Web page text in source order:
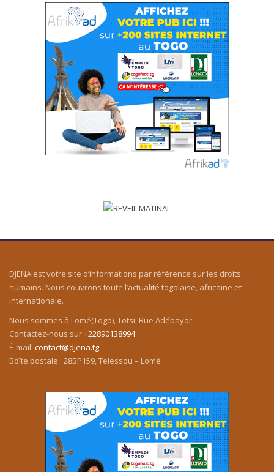
DJENA est votre site d’informations par référence sur les droits
humains. Nous couvrons toute l’actualité togolaise, africaine et
internationale.
Nous sommes à Lomé(Togo), Totsi, Rue Adébayor
Contactez-nous sur+22890138994
É-mail: contact@djena.tg
Boîte postale : 28BP159, Telessou – Lomé